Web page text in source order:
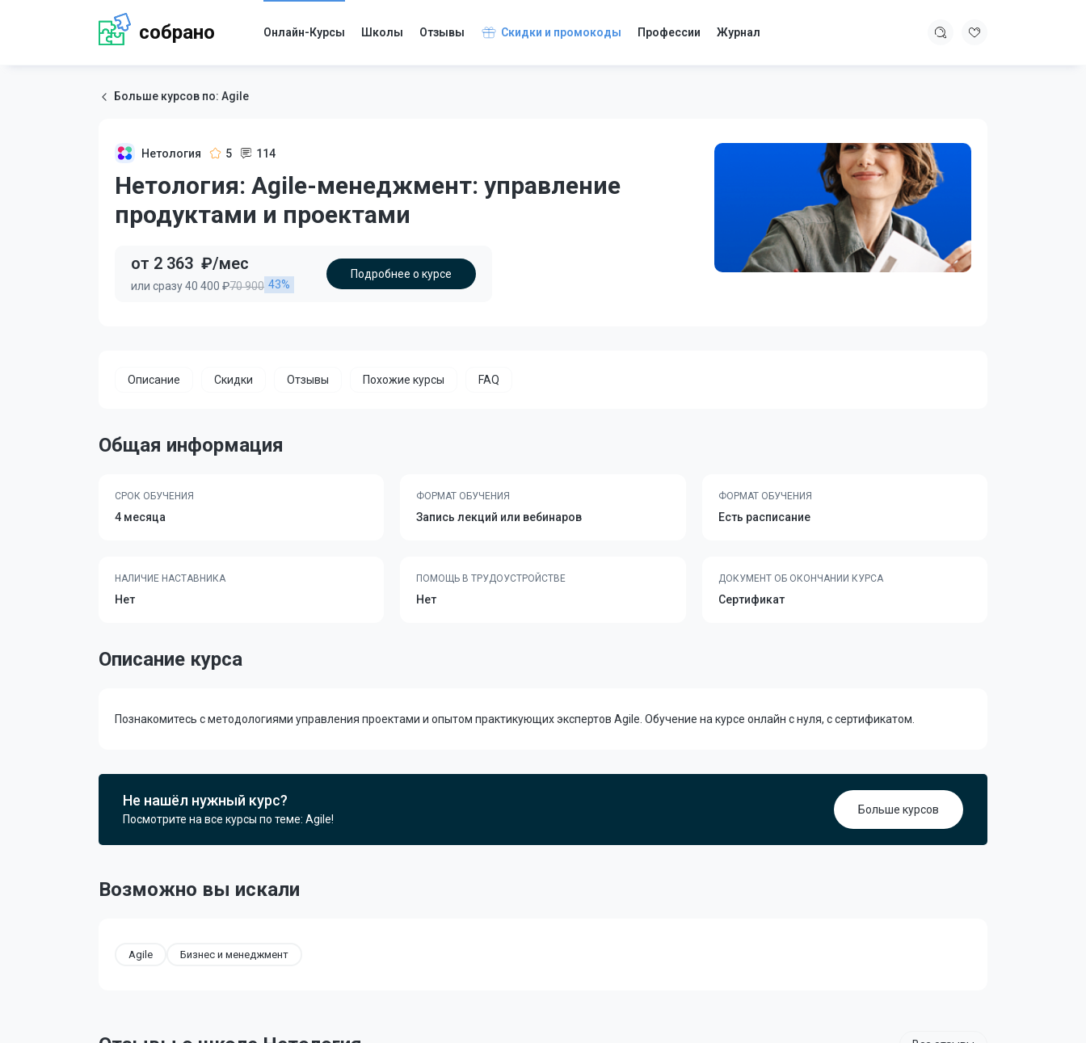
собрано Онлайн-Курсы Школы Отзывы Скидки и промокоды Профессии Журнал
Больше курсов по: Agile
Нетология 5 114
Нетология: Agile-менеджмент: управление
продуктами и проектами
от 2 363 ₽/мес
или сразу 40 400 ₽70 900 43%
Подробнее о курсе
Описание Скидки Отзывы Похожие курсы FAQ
Общая информация
СРОК ОБУЧЕНИЯ
4 месяца
ФОРМАТ ОБУЧЕНИЯ
Запись лекций или вебинаров
ФОРМАТ ОБУЧЕНИЯ
Есть расписание
НАЛИЧИЕ НАСТАВНИКА
Нет
ПОМОЩЬ В ТРУДОУСТРОЙСТВЕ
Нет
ДОКУМЕНТ ОБ ОКОНЧАНИИ КУРСА
Сертификат
Описание курса
Познакомитесь с методологиями управления проектами и опытом практикующих экспертов Agile. Обучение на курсе онлайн с нуля, с сертификатом.
Не нашёл нужный курс?
Посмотрите на все курсы по теме: Agile!
Больше курсов
Возможно вы искали
Agile Бизнес и менеджмент